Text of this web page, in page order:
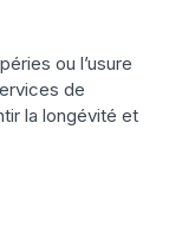
ou l’usure
de
la longévité et